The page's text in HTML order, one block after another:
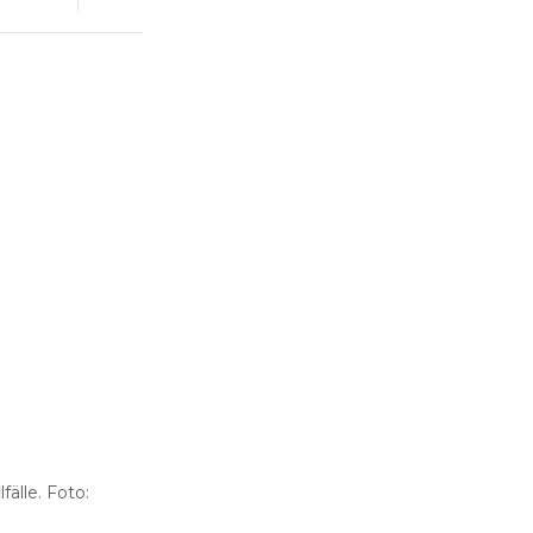
Foto: